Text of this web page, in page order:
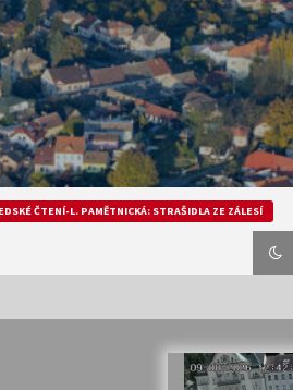
ČTENÍ-L. PAMĚTNICKÁ: STRAŠIDLA ZE ZÁLESÍ